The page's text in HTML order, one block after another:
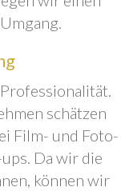
schätzen
Film- und Foto-
Da wir die
können wir